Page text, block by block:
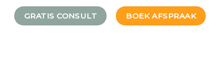
GRATIS CONSULT BOEK AFSPRAAK